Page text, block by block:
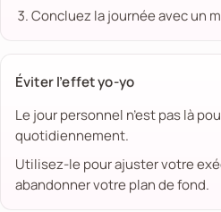
Concluez la journée avec un
Éviter l’effet yo-yo
Le jour personnel n’est pas là
quotidiennement.
Utilisez-le pour ajuster votre
abandonner votre plan de fond.